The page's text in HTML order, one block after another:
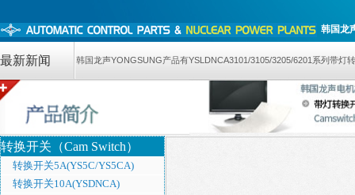
韩国龙
韩国龙声YONGSUNG产品有YSLDNCA3101/3105/3205/6201系列带
最新新闻
转换开关（Cam Switch）
转换开关5A(YS5C/YS5CA)
转换开关10A(YSDNCA)